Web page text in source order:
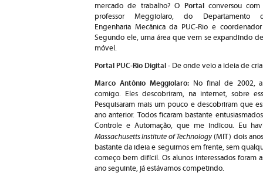
mercado de trabalho? O Portalconversou com
professor Meggiolaro, do Departamento
Engenharia Mecânica da PUC-Rio e
Segundo ele, uma área que vem se expandindo
móvel.
Portal PUC-Rio Digital - De onde veio a ideia de
Marco Antônio Meggiolaro:No final de 2002,
comigo. Eles descobriram, na internet, sobre
Pesquisaram mais um pouco e descobriram que
ano anterior. Todos ficaram bastante
Controle e Automação, que me indicou. Eu
Massachusetts Institute of Technology(MIT) dois
bastante da ideia e seguimos em frente, sem
começo bem difícil. Os alunos interessados foram
ano seguinte, já estávamos competindo.